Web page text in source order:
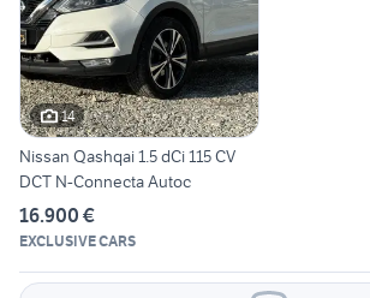
14
Nissan Qashqai 1.5 dCi 115 CV
DCT N-Connecta Autoc
16.900 €
EXCLUSIVE CARS